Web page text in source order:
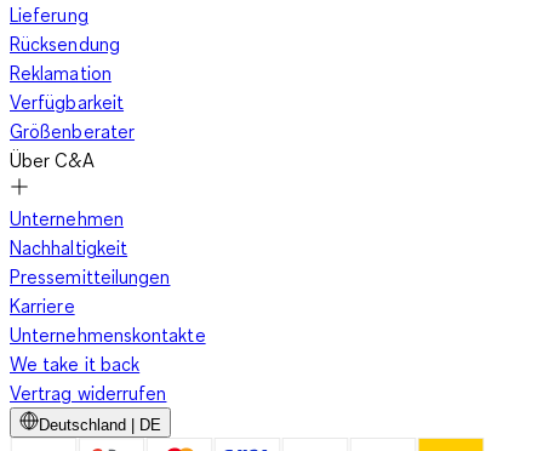
Lieferung
Rücksendung
Reklamation
Verfügbarkeit
Größenberater
Über C&A
Unternehmen
Nachhaltigkeit
Pressemitteilungen
Karriere
Unternehmenskontakte
We take it back
Vertrag widerrufen
Deutschland | DE